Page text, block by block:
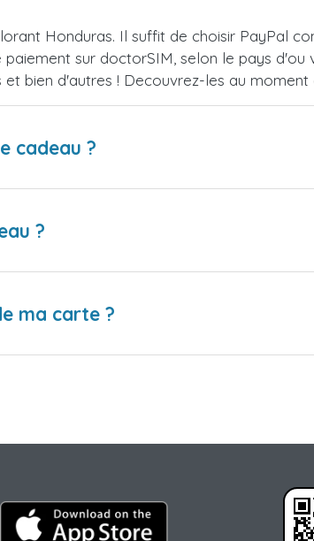
Honduras. Il suffit de choisir PayPal
sur doctorSIM, selon le pays d'ou
bien d'autres ! Decouvrez-les au moment
cadeau ?
?
ma carte ?